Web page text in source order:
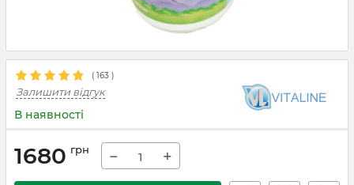
( 163 )
Залишити відгук
В наявності
1680 грн − +